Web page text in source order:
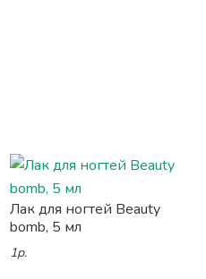
Лак для ногтей Beauty
bomb, 5 мл
1р.